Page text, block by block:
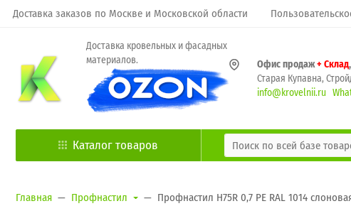
Доставка заказов по Москве и Московской области
Доставка кровельных и фасадных
материалов.
Офис продаж+ Склад
Старая Купавна,
info@krovelnii.ru
Каталог товаров
Главная Профнастил Профнастил Н75R 0,7 PE RAL 1014